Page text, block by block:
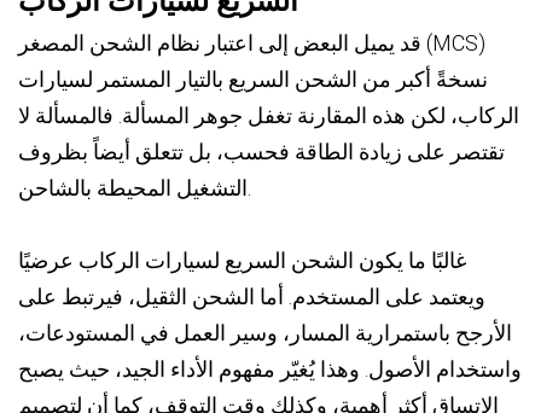
قد يميل البعض إلى اعتبار نظام الشحن المصغر (MCS)
نسخةً أكبر من الشحن السريع بالتيار المستمر لسيارات
الركاب، لكن هذه المقارنة تغفل جوهر المسألة. فالمسألة لا
تقتصر على زيادة الطاقة فحسب، بل تتعلق أيضاً بظروف
غالبًا ما يكون الشحن السريع لسيارات الركاب عرضيًا
ويعتمد على المستخدم. أما الشحن الثقيل، فيرتبط على
الأرجح باستمرارية المسار، وسير العمل في المستودعات،
واستخدام الأصول. وهذا يُغيّر مفهوم الأداء الجيد، حيث يصبح
الاتساق أكثر أهمية، وكذلك وقت التوقف، كما أن لتصميم